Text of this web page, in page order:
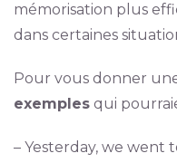
mémorisation plus
dans certaines
Pour vous donner
exemplesqui
– Yesterday, we went